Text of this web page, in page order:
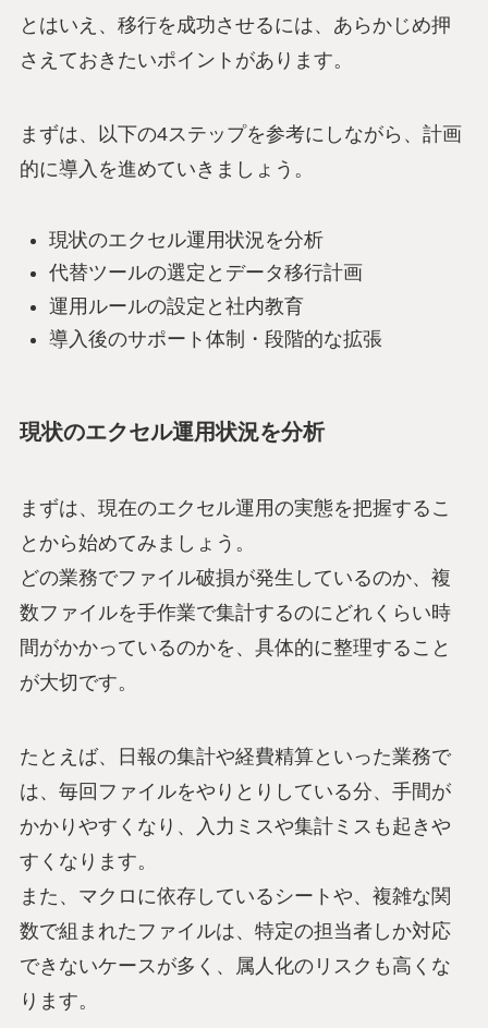
とはいえ、移行を成功させるには、あらかじめ押
さえておきたいポイントがあります。
まずは、以下の4ステップを参考にしながら、計画
的に導入を進めていきましょう。
現状のエクセル運用状況を分析
代替ツールの選定とデータ移行計画
運用ルールの設定と社内教育
導入後のサポート体制・段階的な拡張
現状のエクセル運用状況を分析
まずは、現在のエクセル運用の実態を把握するこ
とから始めてみましょう。
どの業務でファイル破損が発生しているのか、複
数ファイルを手作業で集計するのにどれくらい時
間がかかっているのかを、具体的に整理すること
が大切です。
たとえば、日報の集計や経費精算といった業務で
は、毎回ファイルをやりとりしている分、手間が
かかりやすくなり、入力ミスや集計ミスも起きや
すくなります。
また、マクロに依存しているシートや、複雑な関
数で組まれたファイルは、特定の担当者しか対応
できないケースが多く、属人化のリスクも高くな
ります。